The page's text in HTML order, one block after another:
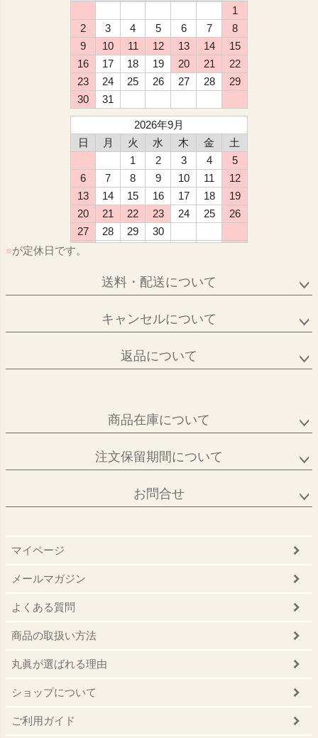
1
2
3 4 5 6 7
8
9
10 11 12 13 14
15
16
17 18 19 20 21
22
23
24 25 26 27 28
29
30
31
2026年9月
日
月 火 水 木 金
土
1
2 3 4
5
6
7 8 9 10 11
12
13
14 15 16 17 18
19
20
21 22 23 24 25
26
27
28 29
30
■が定休日です。
送料・配送について
キャンセルについて
返品について
商品在庫について
注文保留期間について
お問合せ
マイページ
メールマガジン
よくある質問
商品の取扱い方法
丸眞が選ばれる理由
ショップについて
ご利用ガイド